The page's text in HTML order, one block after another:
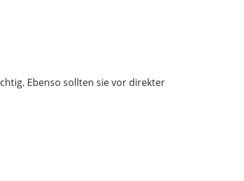
Ebenso sollten sie vor direkter